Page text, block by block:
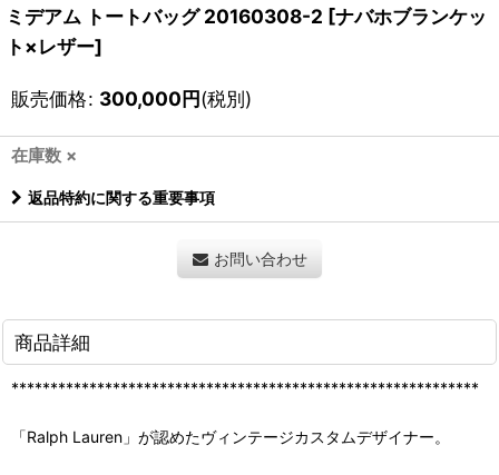
ミデアム トートバッグ 20160308-2 [ナバホブランケッ
ト×レザー]
販売価格: 300,000円(税別)
在庫数 ×
返品特約に関する重要事項
お問い合わせ
商品詳細
************************************************************
「Ralph Lauren」が認めたヴィンテージカスタムデザイナー。